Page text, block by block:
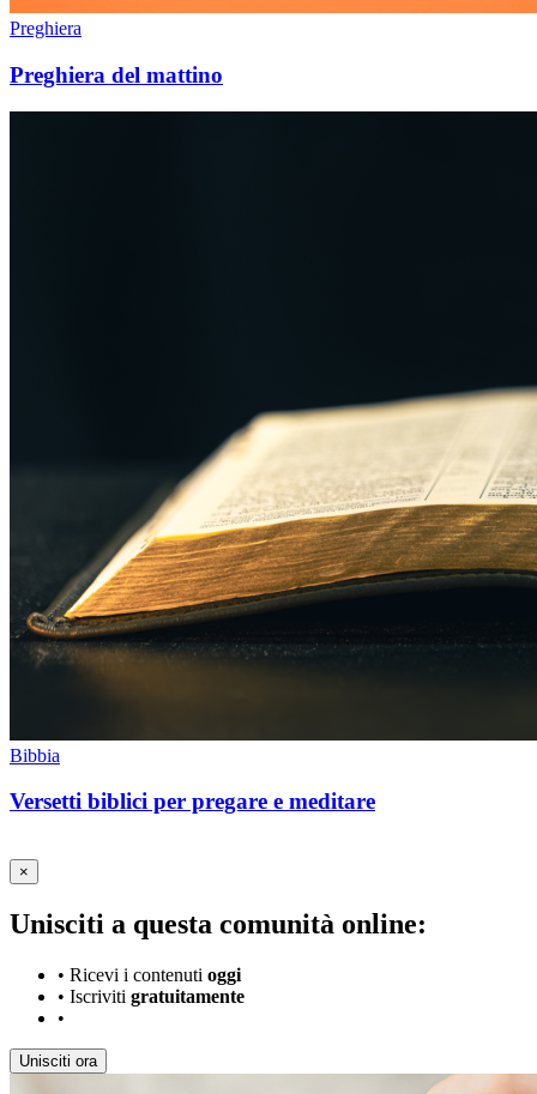
Preghiera
Preghiera del mattino
Bibbia
Versetti biblici per pregare e meditare
×
Unisciti a questa comunità online:
• Ricevi i contenuti oggi
• Iscriviti gratuitamente
•
Unisciti ora